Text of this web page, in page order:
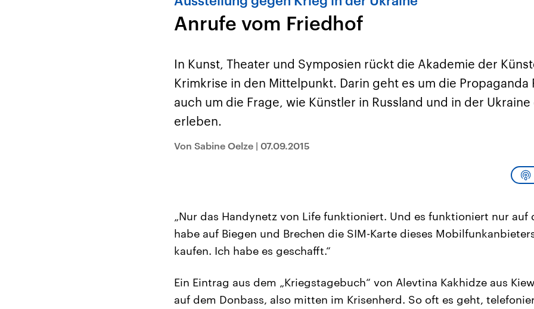
Landtagswahl Sachsen-
am 6. September 2026
einen neuen Landtag.
Seit 2021 wird das
Koalition aus CDU, SPD
Umfragen, Prognosen,
Hintergründe zu den
USA
Wirtschaftlich und
militärisch gehören die
Vereinigten Staaten zu
den mächtigsten
Ländern der Erde, mit
großem Einfluss auf das
Nahostkonflikt
palästinensischen
Hamas im Oktober 2023
auf Israel hat in der
Region wieder die
Islamischen
Republik Iran – ist
von einem
Religionsführer
Anrufe vom Friedhof
In Kunst, Theater und Symposien rückt die Akademie der
Krimkrise in den Mittelpunkt. Darin geht es um die Propaganda
auch um die Frage, wie Künstler in Russland und in der
erleben.
Von Sabine Oelze | 07.09.2015
„Nur das Handynetz von Life funktioniert. Und es funktioniert nur auf
habe auf Biegen und Brechen die SIM-Karte dieses
kaufen. Ich habe es geschafft.“
Ein Eintrag aus dem „Kriegstagebuch“ von Alevtina Kakhidze aus
auf dem Donbass, also mitten im Krisenherd. So oft es geht,